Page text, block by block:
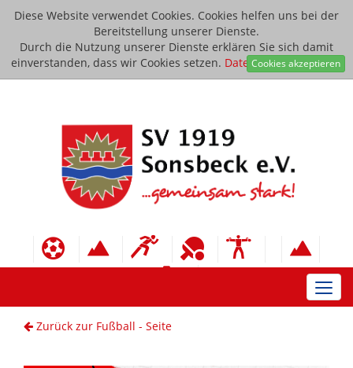
Diese Website verwendet Cookies. Cookies helfen uns bei der
Bereitstellung unserer Dienste.
Durch die Nutzung unserer Dienste erklären Sie sich damit
einverstanden, dass wir Cookies setzen. Datenschutzerklärung
Cookies akzeptieren
Zurück zur Fußball - Seite